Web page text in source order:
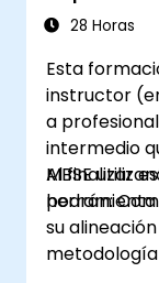
contribución
28 Horas
Esta
instructor
a
intermedio
MBSE
herramienta
Al finalizar
podrán:
su
metodología